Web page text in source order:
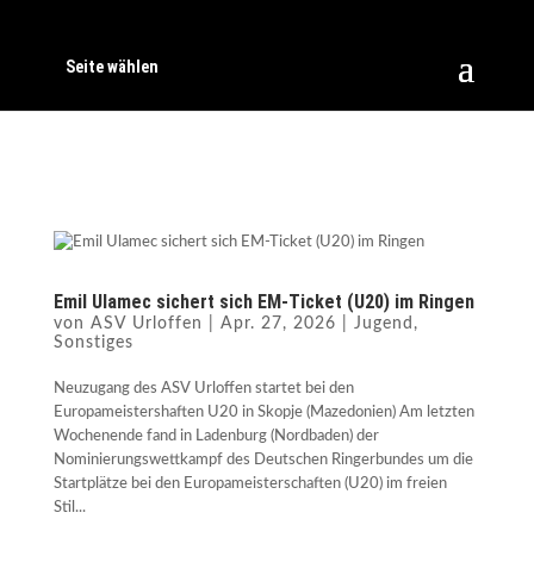
Seite wählen
Emil Ulamec sichert sich EM-Ticket (U20) im Ringen
von ASV Urloffen Apr. 27, 2026 Jugend ,
Sonstiges
Neuzugang des ASV Urloffen startet bei den
Europameistershaften U20 in Skopje (Mazedonien) Am letzten
Wochenende fand in Ladenburg (Nordbaden) der
Nominierungswettkampf des Deutschen Ringerbundes um die
Startplätze bei den Europameisterschaften (U20) im freien
Stil...